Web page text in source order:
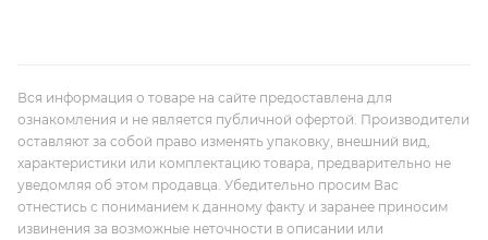
Вся информация о товаре на сайте предоставлена для
ознакомления и не является публичной офертой. Производители
оставляют за собой право изменять упаковку, внешний вид,
характеристики или комплектацию товара, предварительно не
уведомляя об этом продавца. Убедительно просим Вас
отнестись с пониманием к данному факту и заранее приносим
извинения за возможные неточности в описании или